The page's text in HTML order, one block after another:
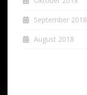
September 2018
August 2018